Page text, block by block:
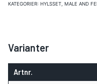
KATEGORIER: HYLSSET MALE AND
Varianter